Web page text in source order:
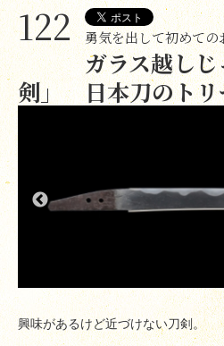
122 勇気を出して初めて
ガラス越し
剣」 日本刀のトリ
興味があるけど近づけない刀剣。